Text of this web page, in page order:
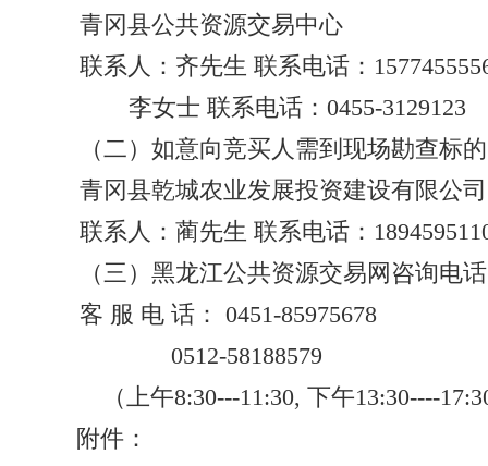
青冈县公共资源交易中心
联系人：齐先生 联系电话：
李女士 联系电话：0455-3129123
（二）如意向竞买人需到现场勘查标
青冈县乾城农业发展投资建设有限公司
联系人：蔺先生 联系电话：
（三）黑龙江公共资源交易网咨询电
客 服 电 话： 0451-85975678
0512-58188579
（上午8:30---11:30, 下午13:30----
附件：